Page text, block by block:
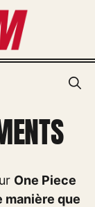
One Piece
manière que